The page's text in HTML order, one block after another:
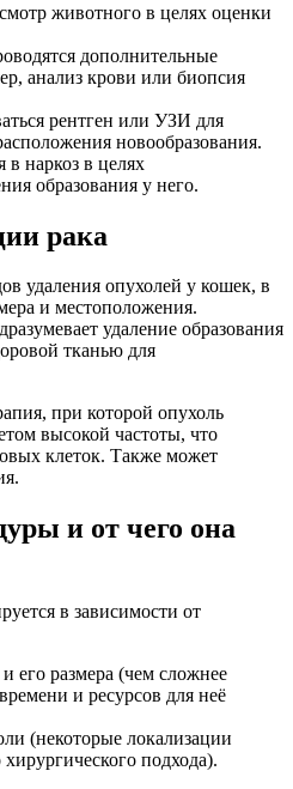
животного в целях оценки
дополнительные
анализ крови или биопсия
рентген или УЗИ для
новообразования.
наркоз в целях
образования у него.
рака
удаления опухолей у кошек, в
и местоположения.
удаление образования
тканью для
при которой опухоль
высокой частоты, что
клеток. Также может
и от чего она
в зависимости от
его размера (чем сложнее
и ресурсов для неё
(некоторые локализации
подхода).